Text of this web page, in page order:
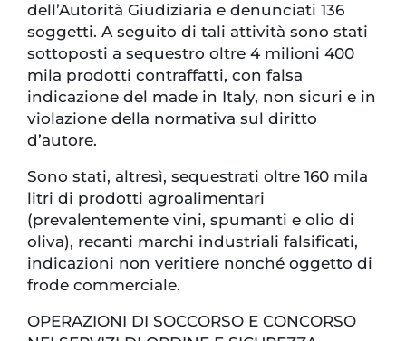
dell’Autorità Giudiziaria e denunciati 136
soggetti. A seguito di tali attività sono stati
sottoposti a sequestro oltre 4 milioni 400
mila prodotti contraffatti, con falsa
indicazione del made in Italy, non sicuri e in
violazione della normativa sul diritto
d’autore.
Sono stati, altresì, sequestrati oltre 160 mila
litri di prodotti agroalimentari
(prevalentemente vini, spumanti e olio di
oliva), recanti marchi industriali falsificati,
indicazioni non veritiere nonché oggetto di
frode commerciale.
OPERAZIONI DI SOCCORSO E CONCORSO